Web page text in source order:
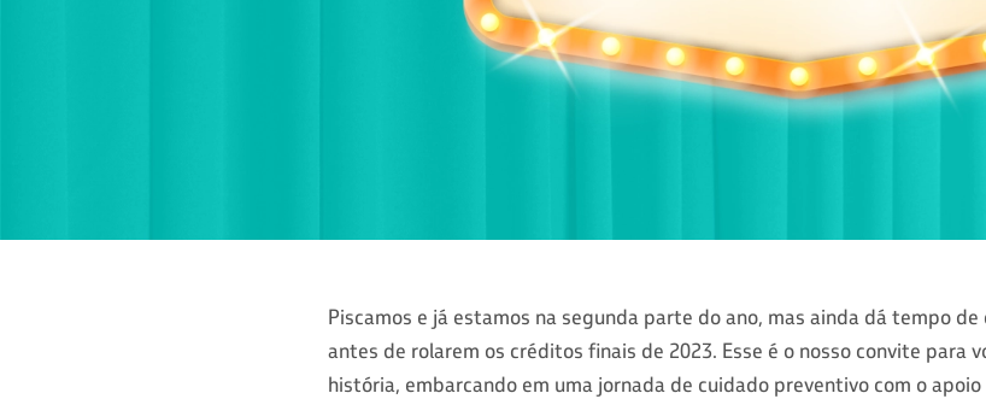
Piscamos e já estamos na segunda parte do ano, mas ainda dá tempo de
antes de rolarem os créditos finais de 2023. Esse é o nosso convite para
história, embarcando em uma jornada de cuidado preventivo com o